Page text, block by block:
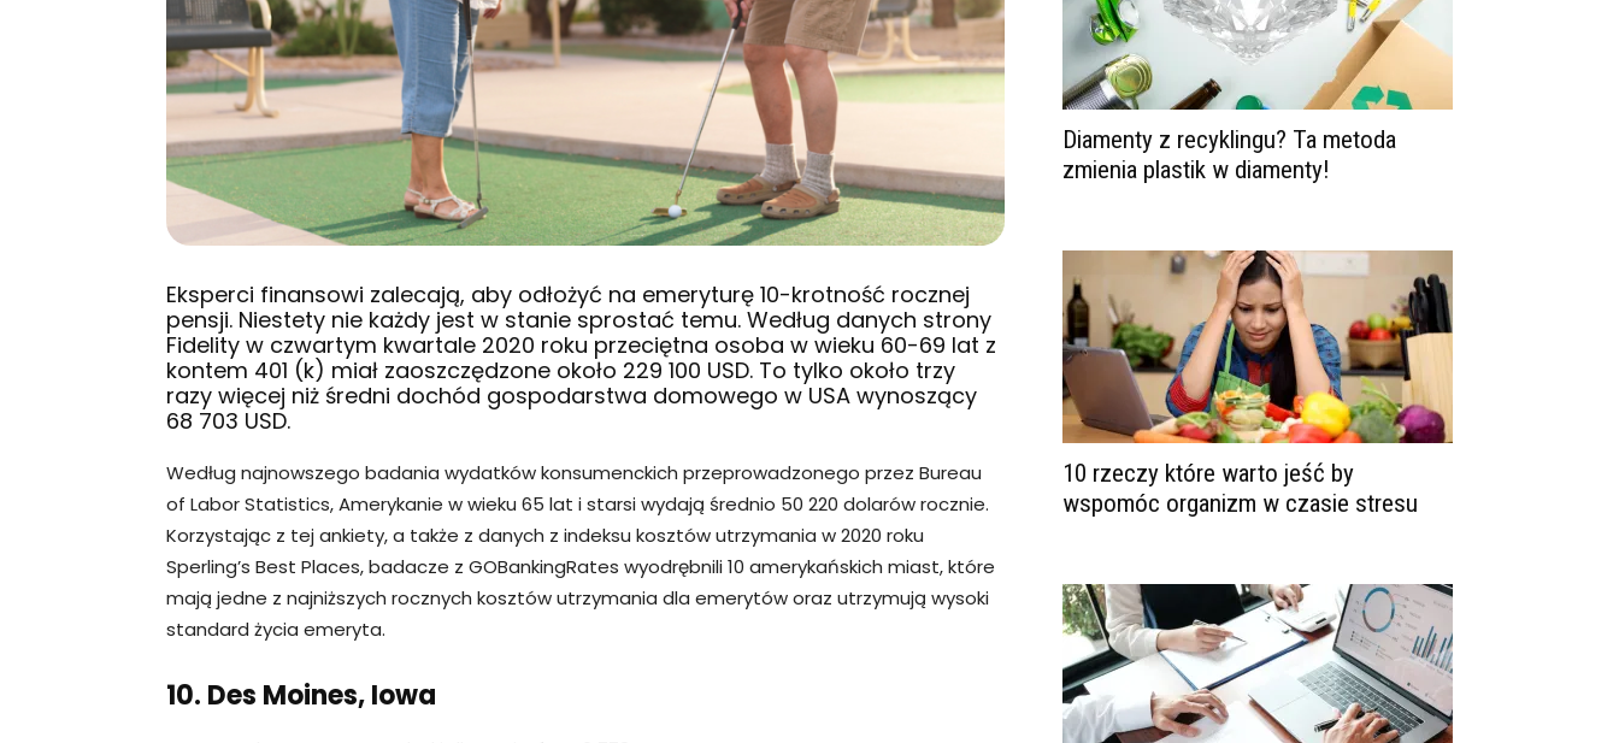
Eksperci finansowi zalecają, aby odłożyć na emeryturę 10-krotność rocznej
pensji. Niestety nie każdy jest w stanie sprostać temu. Według danych strony
Fidelity w czwartym kwartale 2020 roku przeciętna osoba w wieku 60-69 lat z
kontem 401 (k) miał zaoszczędzone około 229 100 USD. To tylko około trzy
razy więcej niż średni dochód gospodarstwa domowego w USA wynoszący
68 703 USD.
Według najnowszego badania wydatków konsumenckich przeprowadzonego przez Bureau
of Labor Statistics, Amerykanie w wieku 65 lat i starsi wydają średnio 50 220 dolarów rocznie.
Korzystając z tej ankiety, a także z danych z indeksu kosztów utrzymania w 2020 roku
Sperling’s Best Places, badacze z GOBankingRates wyodrębnili 10 amerykańskich miast, które
mają jedne z najniższych rocznych kosztów utrzymania dla emerytów oraz utrzymują wysoki
standard życia emeryta.
10. Des Moines, Iowa
Diamenty z recyklingu? Ta metoda
zmienia plastik w diamenty!
10 rzeczy które warto jeść by
wspomóc organizm w czasie stresu